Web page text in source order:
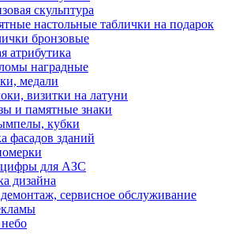
скульптура
настольные таблички на подарок
бронзовые
атрибутика
наградные
медали
визитки на латуни
и памятные знаки
кубки
фасадов зданий
цифры для АЗС
дизайна
сервисное обслуживание